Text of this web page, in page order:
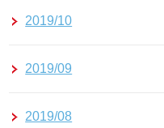
2019/10
2019/09
2019/08